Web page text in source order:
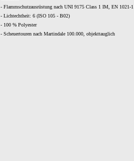
- Flammschutzausrüstung nach UNI 9175 Class 1 IM, EN 1021-
- Lichtechtheit: 6 (ISO 105 - B02)
- 100 % Polyester
- Scheuertouren nach Martindale 100.000, objekttauglich